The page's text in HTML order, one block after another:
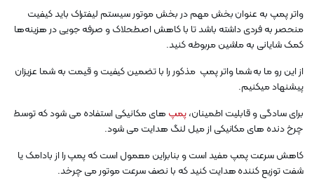
واتر پمپ به عنوان بخش مهم در بخش موتور سیستم لیفتراک باید کیفیت
منحصر به فردی داشته باشد تا با کاهش اصطحلاک و صرفه جویی در هزینه‌ها
کمک شایانی به ماشین مربوطه کنید.
از این رو ما به شما واتر پمپ مذکور را با تضمین کیفیت و قیمت به شما عزیزان
پیشنهاد میکنیم.
برای سادگی و قابلیت اطمینان،پمپ های مکانیکی استفاده می شود که توسط
چرخ دنده های مکانیکی از میل لنگ هدایت می شود.
کاهش سرعت پمپ مفید است و بنابراین معمول است که پمپ را از بادامک یا
شفت توزیع کننده هدایت کنید که با نصف سرعت موتور می چرخد.